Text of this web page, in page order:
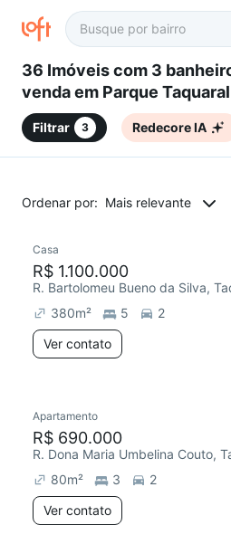
36 Imóveis com 3
venda em Parque
Campinas, SP
Filtrar 3 Redecore IA
Ordenar por: Mais relevante
Casa
R$ 1.100.000
R. Bartolomeu Bueno da Silva,
380m² 5
2
Ver contato
Redecorar
Apartamento
R$ 690.000
R. Dona Maria Umbelina Couto,
80m² 3
2
Ver contato